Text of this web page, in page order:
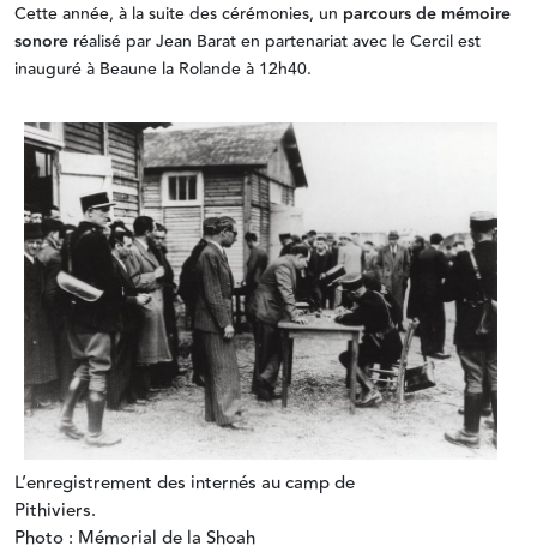
Cette année, à la suite des cérémonies, un parcours de mémoire
sonore réalisé par Jean Barat en partenariat avec le Cercil est
inauguré à Beaune la Rolande à 12h40.
L’enregistrement des internés au camp de
Pithiviers.
Photo : Mémorial de la Shoah